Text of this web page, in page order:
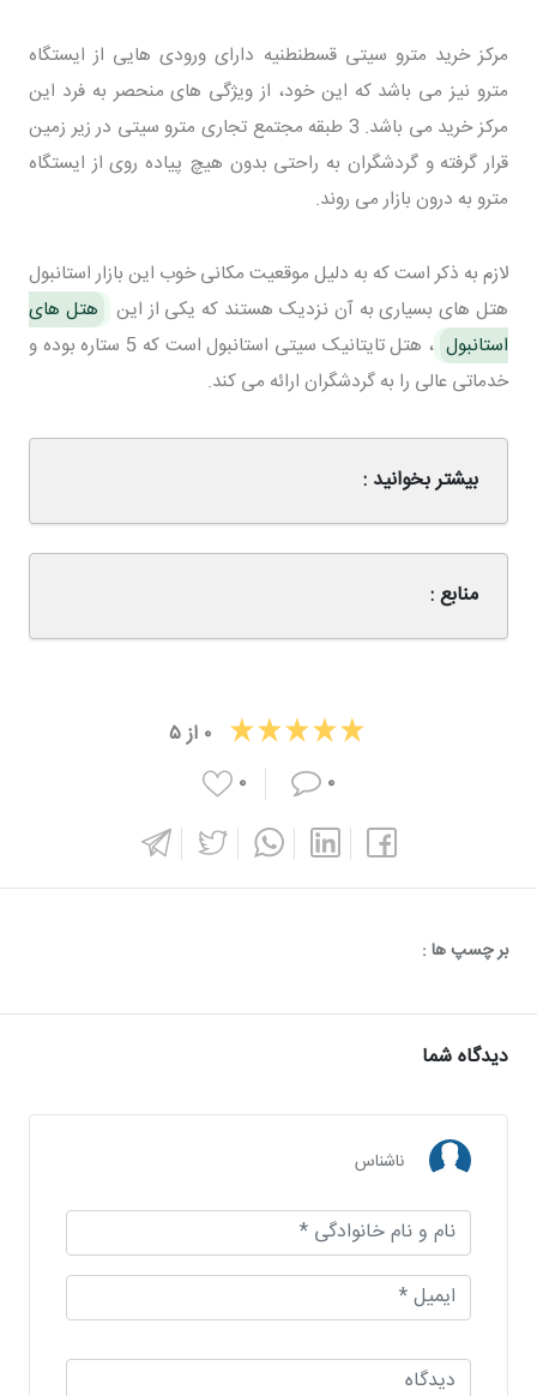
مرکز خرید مترو سیتی قسطنطنیه دارای ورودی هایی از ایستگاه
مترو نیز می باشد که این خود، از ویژگی های منحصر به فرد این
مرکز خرید می باشد. 3 طبقه مجتمع تجاری مترو سیتی در زیر زمین
قرار گرفته و گردشگران به راحتی بدون هیچ پیاده روی از ایستگاه
مترو به درون بازار می روند.
لازم به ذکر است که به دلیل موقعیت مکانی خوب این بازار استانبول
هتل های بسیاری به آن نزدیک هستند که یکی از این
هتل های
استانبول
، هتل تایتانیک سیتی استانبول است که 5 ستاره بوده و
خدماتی عالی را به گردشگران ارائه می کند.
بیشتر بخوانید :
منابع :
۰ از۵
۰
۰
بر چسپ ها :
دیدگاه شما
ناشناس